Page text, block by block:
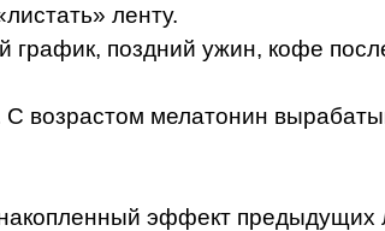
ленту.
график, поздний ужин, кофе
С возрастом мелатонин
эффект предыдущих